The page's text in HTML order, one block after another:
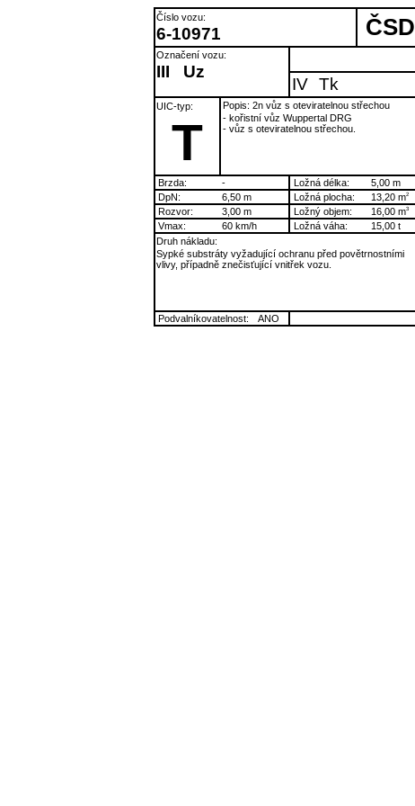
Číslo vozu:
6-10971 ČSD
Označení vozu:
III Uz
IV Tk
UIC-typ:
T
Popis: 2n vůz s oteviratelnou střechou
- kořistní vůz Wuppertal DRG
- vůz s oteviratelnou střechou.
Brzda: - Ložná délka:
5,00 m
DpN:
6,50 m Ložná plocha: 13,20 m2
Rozvor: 3,00 m Ložný objem: 16,00 m3
Vmax: 60 km/h Ložná váha:
15,00 t
Druh nákladu:
Sypké substráty vyžadující ochranu před povětrnostními
vlivy, případně znečisťující vnitřek vozu.
Podvalníkovatelnost: ANO